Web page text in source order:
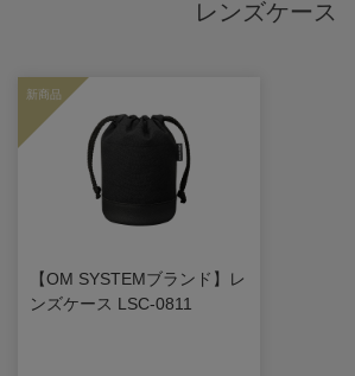
レンズケース
【OM SYSTEMブランド】レ
ンズケース LSC-0811